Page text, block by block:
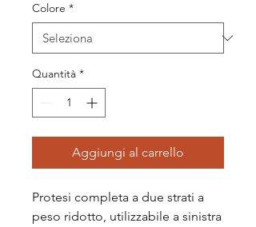
Colore *
Quantità *
Aggiungi al carrello
Protesi completa a due strati a
peso ridotto, utilizzabile a sinistra